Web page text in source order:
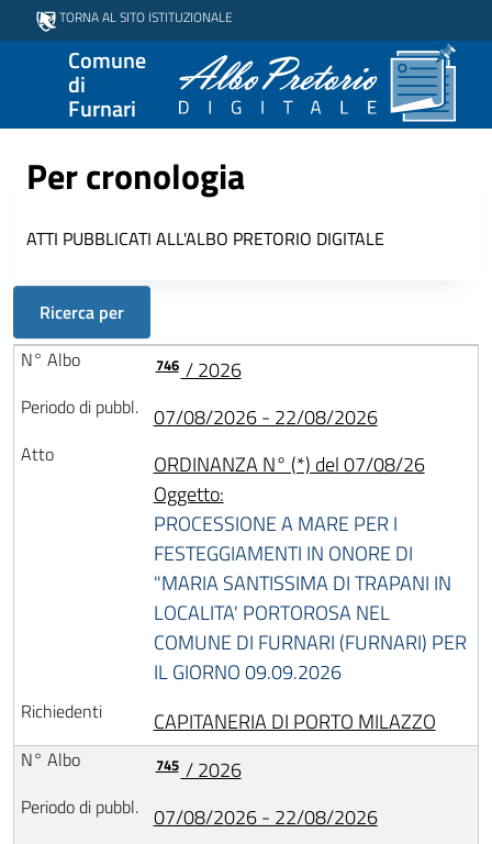
TORNA AL SITO ISTITUZIONALE
Comune
di
Furnari
Per cronologia
ATTI PUBBLICATI ALL'ALBO PRETORIO DIGITALE
Ricerca per
746 / 2026
07/08/2026 - 22/08/2026
ORDINANZA N° (*) del 07/08/26
Oggetto:
PROCESSIONE A MARE PER I
FESTEGGIAMENTI IN ONORE DI
"MARIA SANTISSIMA DI TRAPANI IN
LOCALITA' PORTOROSA NEL
COMUNE DI FURNARI (FURNARI) PER
IL GIORNO 09.09.2026
CAPITANERIA DI PORTO MILAZZO
745 / 2026
07/08/2026 - 22/08/2026